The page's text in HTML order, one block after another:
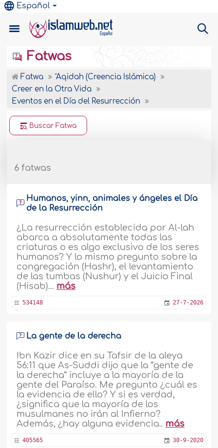
Español
Fatwas
Fatwa
‘Aqidah (Creencia Islámica)
Creer en la Otra Vida
Eventos en el Día del Resurrección
Buscar Fatwa
6 fatwas
Humanos, yinn, animales y ángeles el Día
de la Resurrección
¿La resurrección establecida por Al-lah
abarca a absolutamente todas las
criaturas o es algo exclusivo de los seres
humanos? Y lo mismo pregunto sobre la
congregación (Hashr), el levantamiento
de las tumbas (Nushur) y el Juicio Final
(Hisab)... más
534148 27-7-2026
La gente de la derecha
Ibn Kazir dice en su Tafsir de la aleya
56:11 que As-Suddi dijo que la “gente de
la derecha” incluye a la mayoría de la
gente del Paraíso. Me pregunto ¿cuál es
la evidencia de ello? Y si es verdad,
¿significa que la mayoría de los
musulmanes no irán al Infierno?
Además, ¿hay alguna evidencia.. más
405565 30-9-2020